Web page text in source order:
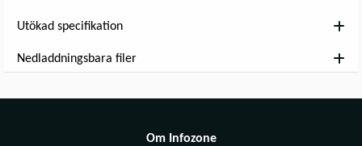
Utökad specifikation
Nedladdningsbara filer
Om Infozone